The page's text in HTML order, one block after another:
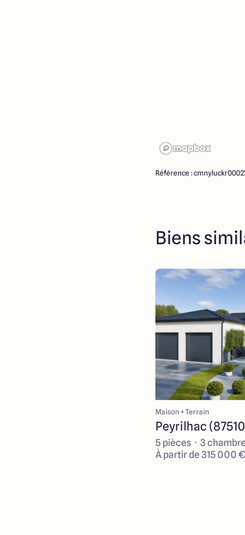
Référence :
Biens
Maison + Terrain
Peyrilhac
5 pièces · 3
À partir de 315 000 €